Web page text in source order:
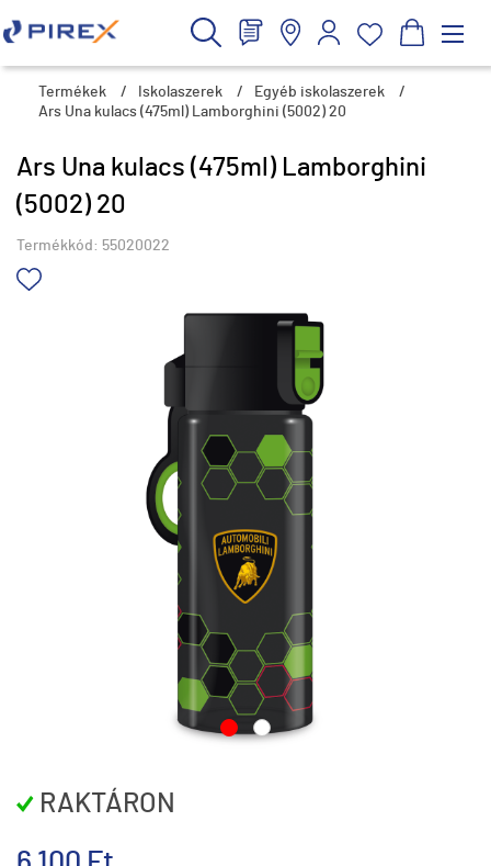
Termékek / Iskolaszerek / Egyéb iskolaszerek
/
Ars Una kulacs (475ml) Lamborghini (5002) 20
Ars Una kulacs (475ml) Lamborghini
(5002) 20
Termékkód: 55020022
RAKTÁRON